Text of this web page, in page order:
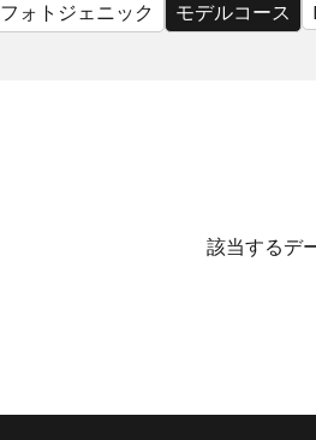
フォトジェニック モデルコース
該当するデ